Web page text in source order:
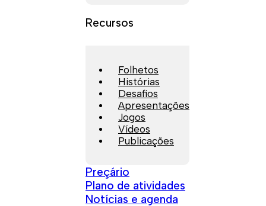
Recursos
Folhetos
Histórias
Desafios
Apresentações
Jogos
Vídeos
Publicações
Preçário
Plano de atividades
Notícias e agenda